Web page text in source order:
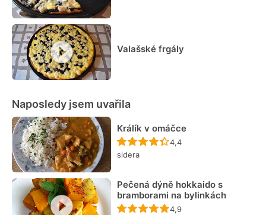
Valašské frgály
Naposledy jsem uvařila
Králík v omáčce
Recept ještě nebyl
4,4
sidera
Pečená dýně hokkaido s
bramborami na bylinkách
Recept ještě nebyl
4,9